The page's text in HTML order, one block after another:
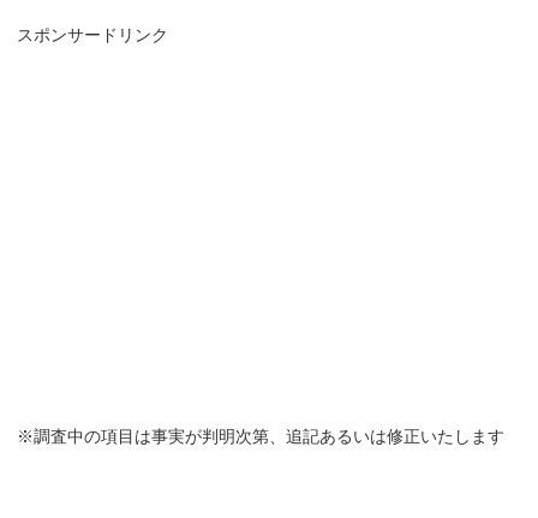
スポンサードリンク
※調査中の項目は事実が判明次第、追記あるいは修正いたします